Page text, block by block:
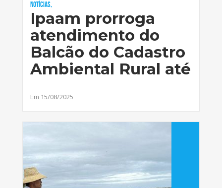
Notícias,
Ipaam prorroga
atendimento do
Balcão do Cadastro
Ambiental Rural até
Em 15/08/2025